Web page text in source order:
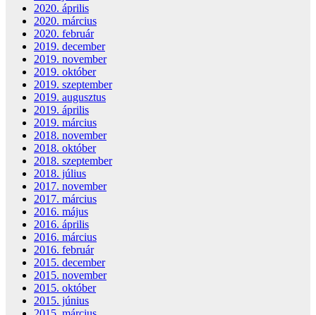
2020. április
2020. március
2020. február
2019. december
2019. november
2019. október
2019. szeptember
2019. augusztus
2019. április
2019. március
2018. november
2018. október
2018. szeptember
2018. július
2017. november
2017. március
2016. május
2016. április
2016. március
2016. február
2015. december
2015. november
2015. október
2015. június